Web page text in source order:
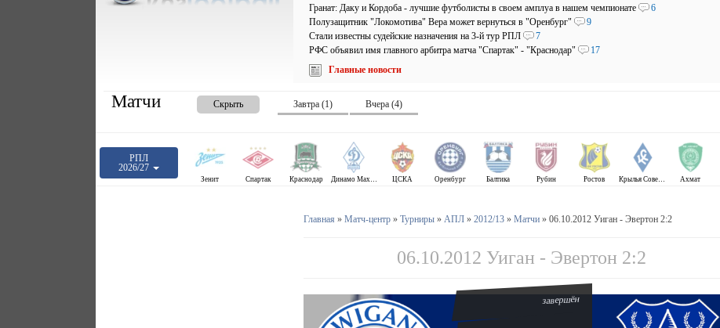
Гранат: Даку и Кордоба - лучшие футболисты в своем амплуа в нашем чемпионате
6
Полузащитник "Локомотива" Вера может вернуться в "Оренбург"
9
Стали известны судейские назначения на 3-й тур РПЛ
7
РФС объявил имя главного арбитра матча "Спартак" - "Краснодар"
17
Главные новости
Матчи Скрыть Завтра (1) Вчера (4)
РПЛ
2026/27
Зенит Спартак Краснодар Динамо Махачкала ЦСКА Оренбург Балтика Рубин Ростов Крылья Советов Ахмат
Главная » Матч-центр» Турниры» АПЛ» 2012/13» Матчи» 06.10.2012 Уиган - Эвертон 2:2
06.10.2012 Уиган - Эвертон 2:2
завершён